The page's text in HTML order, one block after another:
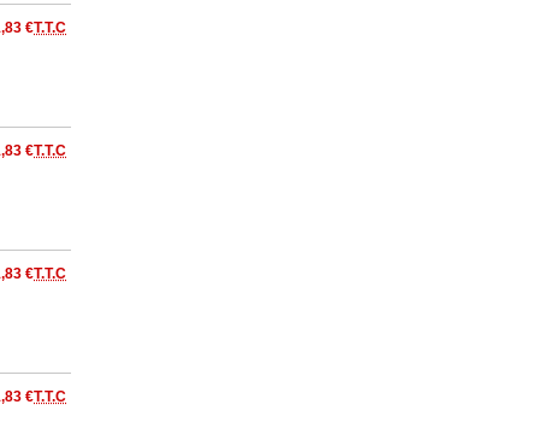
€T.T.C
€T.T.C
€T.T.C
€T.T.C